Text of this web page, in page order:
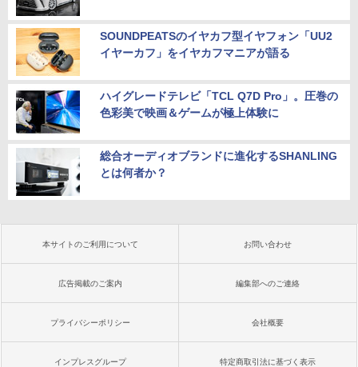
SOUNDPEATSのイヤカフ型イヤフォン「UU2
イヤーカフ」をイヤカフマニアが語る
ハイグレードテレビ「TCL Q7D Pro」。圧巻の
色彩美で映画＆ゲームが極上体験に
総合オーディオブランドに進化するSHANLING
とは何者か？
本サイトのご利用について お問い合わせ
広告掲載のご案内 編集部へのご連絡
プライバシーポリシー 会社概要
インプレスグループ 特定商取引法に基づく表示